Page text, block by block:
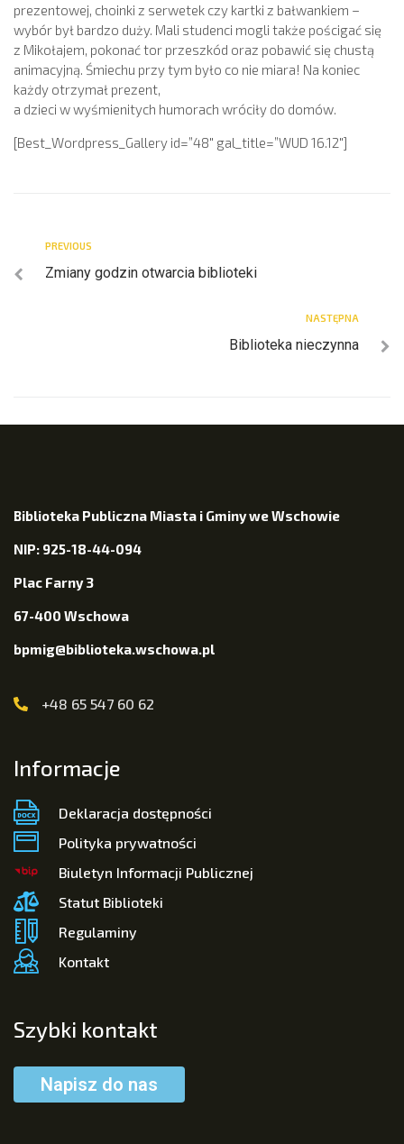
prezentowej, choinki z serwetek czy kartki z bałwankiem –
wybór był bardzo duży. Mali studenci mogli także pościgać się
z Mikołajem, pokonać tor przeszkód oraz pobawić się chustą
animacyjną. Śmiechu przy tym było co nie miara! Na koniec
każdy otrzymał prezent,
a dzieci w wyśmienitych humorach wróciły do domów.
[Best_Wordpress_Gallery id=”48″ gal_title=”WUD 16.12″]
PREVIOUS
Zmiany godzin otwarcia biblioteki
NASTĘPNA
Biblioteka nieczynna
Biblioteka Publiczna Miasta i Gminy we Wschowie
NIP: 925-18-44-094
Plac Farny 3
67-400 Wschowa
bpmig@biblioteka.wschowa.pl
+48 65 547 60 62
Informacje
Deklaracja dostępności
Polityka prywatności
Biuletyn Informacji Publicznej
Statut Biblioteki
Regulaminy
Kontakt
Szybki kontakt
Napisz do nas